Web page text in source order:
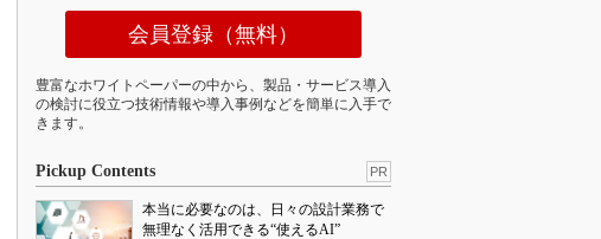
会員登録（無料）
豊富なホワイトペーパーの中から、製品・サービス導入
の検討に役立つ技術情報や導入事例などを簡単に入手で
きます。
Pickup Contents PR
本当に必要なのは、日々の設計業務で
無理なく活用できる“使えるAI”